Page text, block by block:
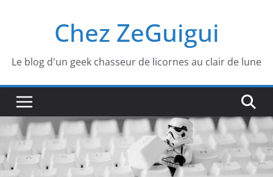
Chez ZeGuigui
Le blog d'un geek chasseur de licornes au clair de lune